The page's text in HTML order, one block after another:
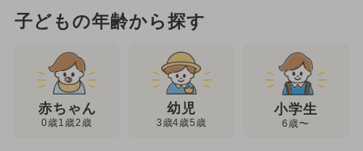
子どもの年齢から探す
赤ちゃん
0歳1歳2歳
幼児
3歳4歳5歳
小学生
6歳〜